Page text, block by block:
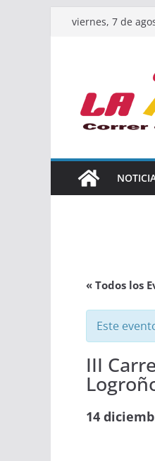
Saltarviernes, 7 de
« Todos los
Este
III
14